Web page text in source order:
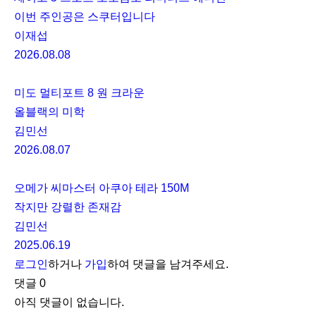
이번 주인공은 스쿠터입니다
이재섭
2026.08.08
미도 멀티포트 8 원 크라운
올블랙의 미학
김민선
2026.08.07
오메가 씨마스터 아쿠아 테라 150M
작지만 강렬한 존재감
김민선
2025.06.19
로그인하거나 가입하여 댓글을 남겨주세요.
댓글 0
아직 댓글이 없습니다.